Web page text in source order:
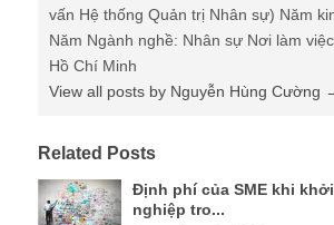
vấn Hệ thống Quản trị Nhân sự) Năm
Năm Ngành nghề: Nhân sự Nơi làm
Hồ Chí Minh
View all posts by Nguyễn Hùng Cường
Related Posts
Định phí của SME khi
nghiệp tro...